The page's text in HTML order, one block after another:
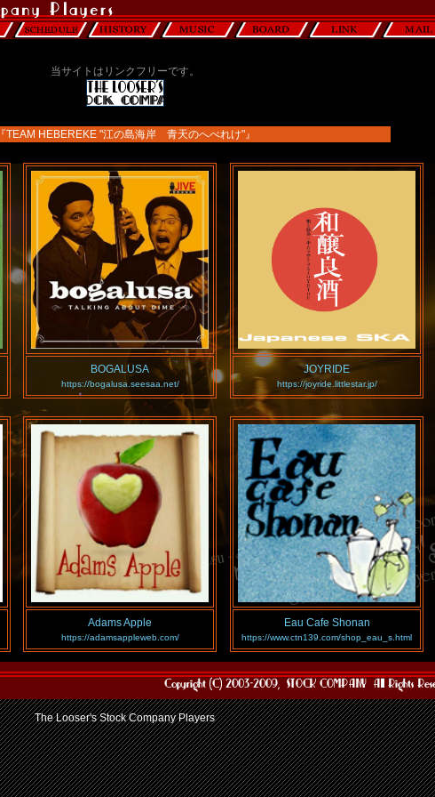
当サイトはリンクフリーです。
『TEAM HEBEREKE "江の島海岸 青天のへべれけ"』
BOGALUSA
https://bogalusa.seesaa.net/
JOYRIDE
https://joyride.littlestar.jp/
Adams Apple
https://adamsappleweb.com/
Eau Cafe Shonan
https://www.ctn139.com/shop_eau_s.html
The Looser's Stock Company Players